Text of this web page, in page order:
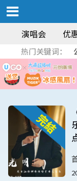
演唱会 优
热门关键词：